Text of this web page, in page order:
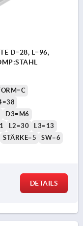
D=28, L=96,
D3=M6
L2=30
L3=13
STÄRKE=5 SW=6
DETAILS